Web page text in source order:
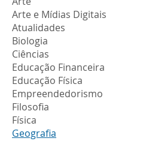
Arte e Mídias Digitais
Atualidades
Biologia
Ciências
Educação Financeira
Educação Física
Empreendedorismo
Filosofia
Física
Geografia